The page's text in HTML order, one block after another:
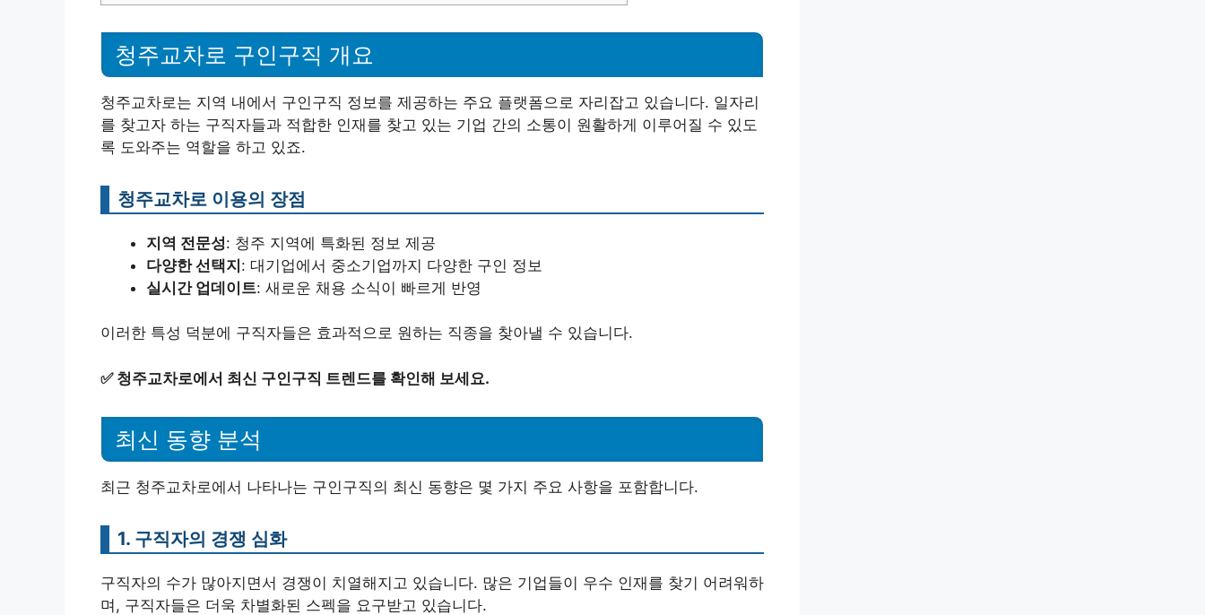
청주교차로 구인구직 개요
청주교차로는 지역 내에서 구인구직 정보를 제공하는 주요 플랫폼으로 자리잡고 있습니다. 일자리
를 찾고자 하는 구직자들과 적합한 인재를 찾고 있는 기업 간의 소통이 원활하게 이루어질 수 있도
록 도와주는 역할을 하고 있죠.
청주교차로 이용의 장점
지역 전문성: 청주 지역에 특화된 정보 제공
다양한 선택지: 대기업에서 중소기업까지 다양한 구인 정보
실시간 업데이트: 새로운 채용 소식이 빠르게 반영
이러한 특성 덕분에 구직자들은 효과적으로 원하는 직종을 찾아낼 수 있습니다.
✅ 청주교차로에서 최신 구인구직 트렌드를 확인해 보세요.
최신 동향 분석
최근 청주교차로에서 나타나는 구인구직의 최신 동향은 몇 가지 주요 사항을 포함합니다.
1. 구직자의 경쟁 심화
구직자의 수가 많아지면서 경쟁이 치열해지고 있습니다. 많은 기업들이 우수 인재를 찾기 어려워하
며, 구직자들은 더욱 차별화된 스펙을 요구받고 있습니다.